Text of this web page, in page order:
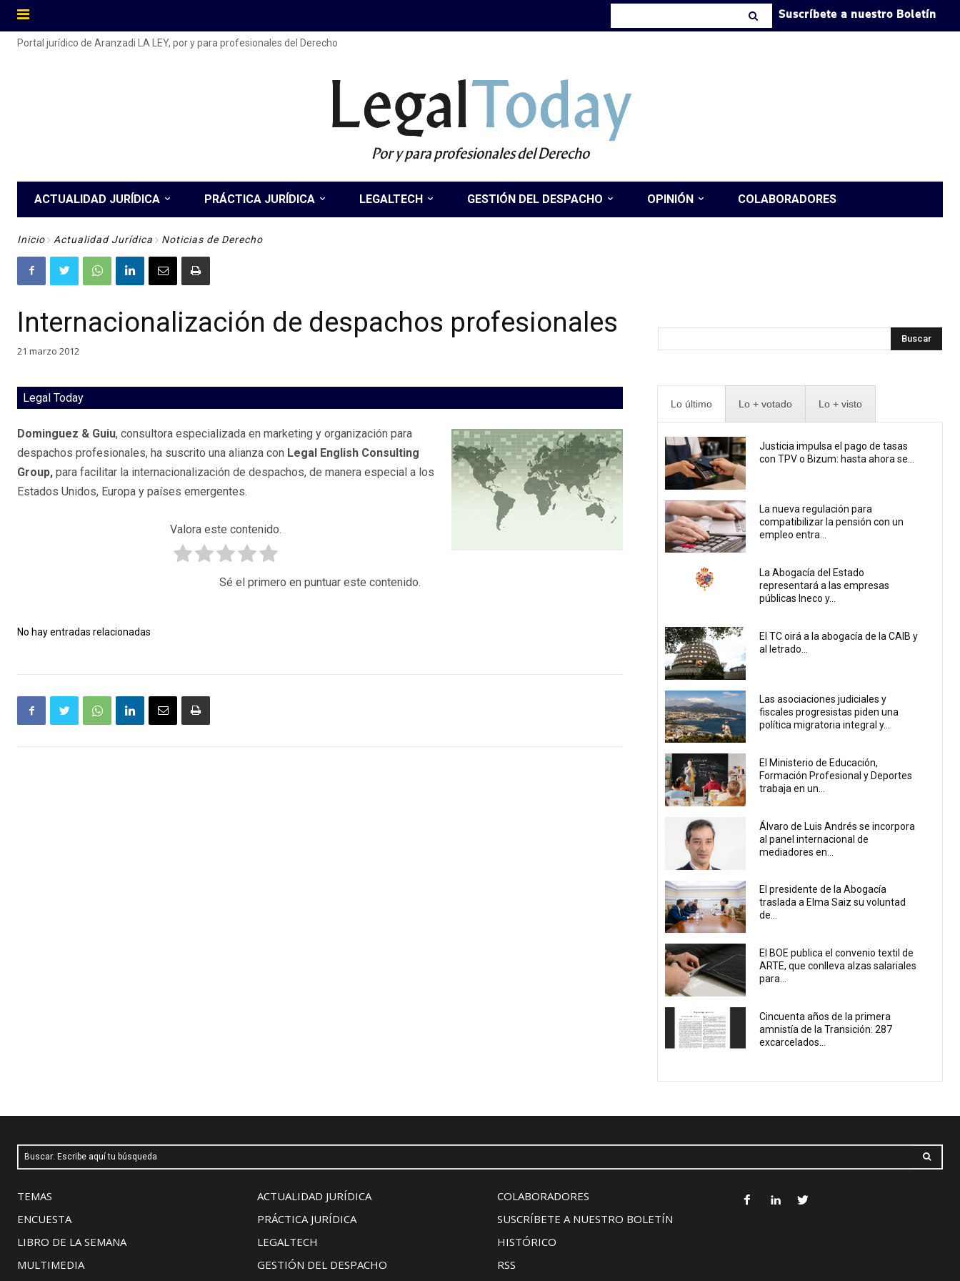
Suscríbete a nuestro Boletín
Portal jurídico de Aranzadi LA LEY, por y para profesionales del Derecho
LegalToday
Por y para profesionales del Derecho
ACTUALIDAD JURÍDICA PRÁCTICA JURÍDICA LEGALTECH GESTIÓN DEL DESPACHO OPINIÓN COLABORADORES
Inicio Actualidad Jurídica Noticias de Derecho
Internacionalización de despachos profesionales
21 marzo 2012
Legal Today
Dominguez & Guiu, consultora especializada en marketing y organización para
despachos profesionales, ha suscrito una alianza con Legal English Consulting
Group, para facilitar la internacionalización de despachos, de manera especial a los
Estados Unidos, Europa y países emergentes.
Valora este contenido.
Sé el primero en puntuar este contenido.
No hay entradas relacionadas
Buscar
Lo último Lo + votado Lo + visto
Justicia impulsa el pago de tasas
con TPV o Bizum: hasta ahora se...
La nueva regulación para
compatibilizar la pensión con un
empleo entra...
La Abogacía del Estado
representará a las empresas
públicas Ineco y...
El TC oirá a la abogacía de la CAIB y
al letrado...
Las asociaciones judiciales y
fiscales progresistas piden una
política migratoria integral y...
El Ministerio de Educación,
Formación Profesional y Deportes
trabaja en un...
Álvaro de Luis Andrés se incorpora
al panel internacional de
mediadores en...
El presidente de la Abogacía
traslada a Elma Saiz su voluntad
de...
El BOE publica el convenio textil de
ARTE, que conlleva alzas salariales
para...
Cincuenta años de la primera
amnistía de la Transición: 287
excarcelados...
Buscar: Escribe aquí tu búsqueda
TEMAS
ENCUESTA
LIBRO DE LA SEMANA
MULTIMEDIA
ACTUALIDAD JURÍDICA
PRÁCTICA JURÍDICA
LEGALTECH
GESTIÓN DEL DESPACHO
COLABORADORES
SUSCRÍBETE A NUESTRO BOLETÍN
HISTÓRICO
RSS